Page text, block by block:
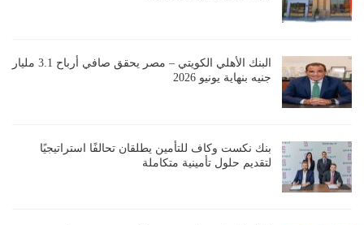
البنك الأهلي الكويتي – مصر يحقق صافي أرباح 3.1 مليار
جنيه بنهاية يونيو 2026
بنك نكست وكاف للتأمين يطلقان تحالفًا استراتيجيًا
لتقديم حلول تأمينية متكاملة